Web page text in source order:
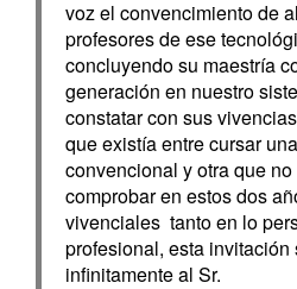
voz el convencimiento de
profesores de ese
concluyendo su maestría
generación en nuestro
constatar con sus
que existía entre cursar
convencional y otra que
comprobar en estos dos
vivenciales tanto en lo
profesional, esta
infinitamente al Sr.